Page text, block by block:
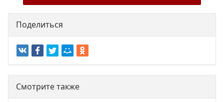
Поделиться
Смотрите также